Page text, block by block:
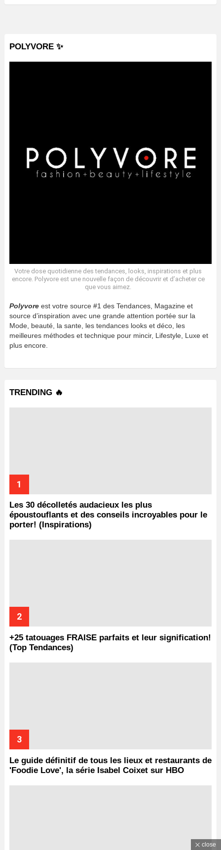
POLYVORE ✨
Votre dose quotidienne des tendances, looks, inspirations et plus
encore. Polyvore est une nouvelle façon de découvrir et d’acheter ce
que vous aimez.
Polyvore est votre source #1 des Tendances, Magazine et
source d’inspiration avec une grande attention portée sur la
Mode, beauté, la sante, les tendances looks et déco, les
meilleures méthodes et technique pour mincir, Lifestyle, Luxe et
plus encore.
TRENDING 🔥
Les 30 décolletés audacieux les plus
époustouflants et des conseils incroyables pour le
porter! (Inspirations)
+25 tatouages ​​FRAISE parfaits et leur signification!
(Top Tendances)
Le guide définitif de tous les lieux et restaurants de
'Foodie Love', la série Isabel Coixet sur HBO
close